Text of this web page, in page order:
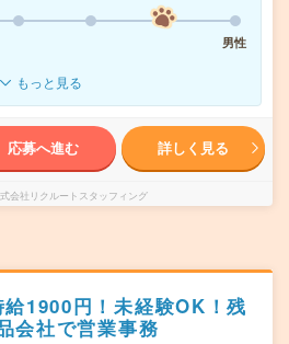
男性
もっと見る
応募へ進む 詳しく見る
会社リクルートスタッフィング
給1900円！未経験OK！残
会社で営業事務